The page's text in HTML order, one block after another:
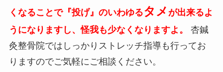
くなることで『投げ』のいわゆるタメ が出来るよ
うになりますし、怪我も少なくなりますよ。
杏鍼
灸整骨院ではしっかりストレッチ指導も行ってお
りますのでご気軽にご相談ください。